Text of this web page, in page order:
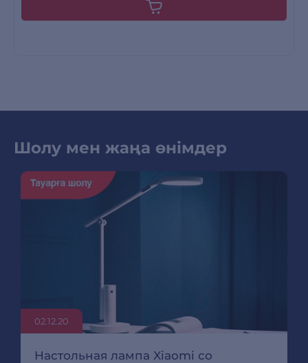
Шолу мен жаңа өнімдер
02.12.20
Настольная лампа Xiaomi со